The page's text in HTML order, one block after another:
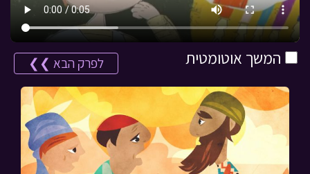
המשך אוטומטית לפרק הבא ❯❯